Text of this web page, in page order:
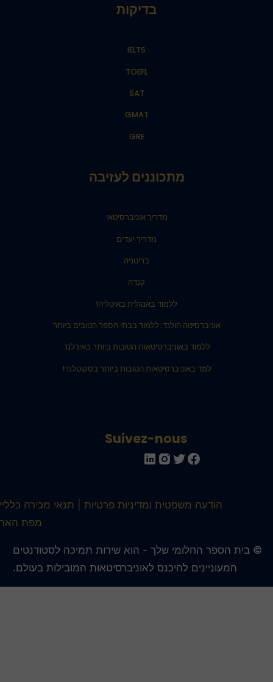
בדיקות
IELTS
TOEFL
SAT
GMAT
GRE
מתכוננים לעזיבה
מדריך אוניברסיטאי
מדריך יעדים
בריטניה
קנדה
ללמוד באנגלית באיטליה!
אוניברסיטה הולנד: ללמוד בבתי הספר הטובים ביותר
ללמוד באוניברסיטאות הטובות ביותר באירלנד
למד באוניברסיטאות הטובות ביותר בסקוטלנד!
Suivez-nous
הודעה משפטית ומדיניות פרטיות
תנאי מכירה כלליים
מפת האתר
בית הספר החלומי שלך - הוא שירות תמיכה לסטודנטים
המעוניינים להיכנס לאוניברסיטאות המובילות בעולם.